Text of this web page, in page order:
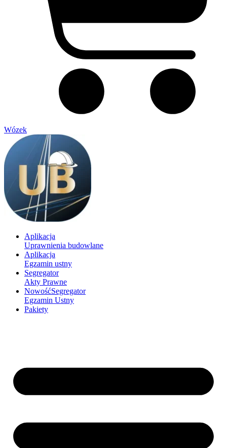
Wózek
Aplikacja
Uprawnienia budowlane
Aplikacja
Egzamin ustny
Segregator
Akty Prawne
NowośćSegregator
Egzamin Ustny
Pakiety